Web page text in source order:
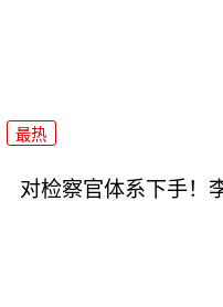
最热
对检察官体系下手！